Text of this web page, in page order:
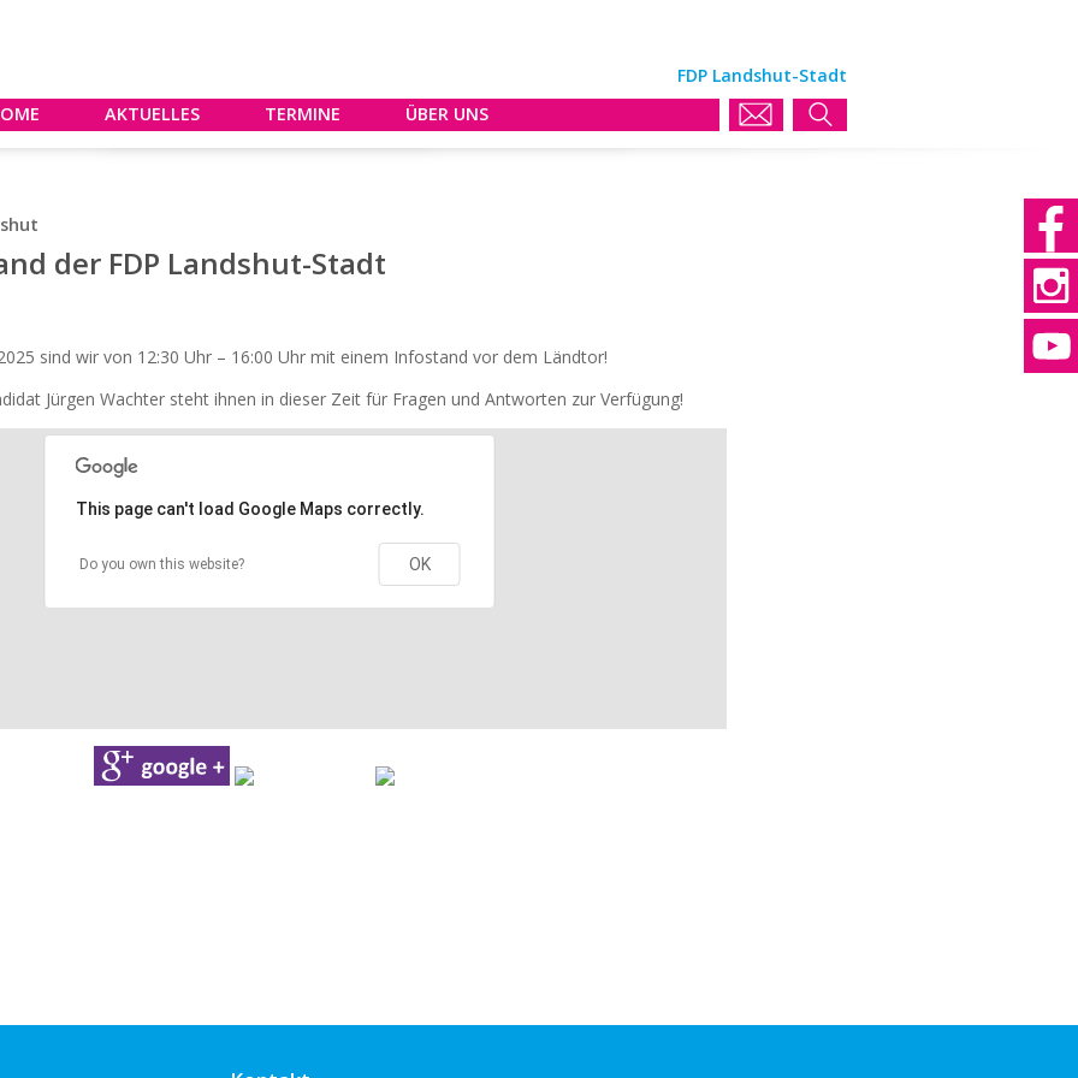
FDP Landshut-Stadt
AKTUELLES TERMINE ÜBER UNS
der FDP Landshut-Stadt
sind wir von 12:30 Uhr – 16:00 Uhr mit einem Infostand vor dem Ländtor!
Jürgen Wachter steht ihnen in dieser Zeit für Fragen und Antworten zur Verfügung!
This page can't load Google Maps correctly.
Do you own this website? OK